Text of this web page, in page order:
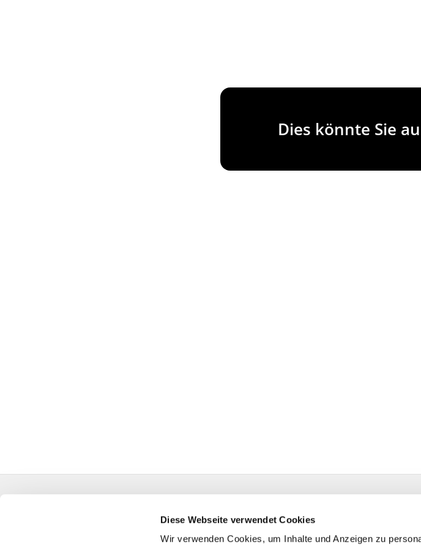
Diese Webseite verwendet Cookies
Wir verwenden Cookies, um Inhalte und Anzeigen zu
Dies könnte Sie
HA-KG-Hagen-Auferstehung@kk-ekvw.de